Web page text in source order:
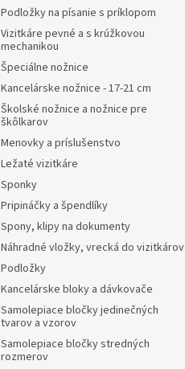
Podložky na písanie s príklopom
Vizitkáre pevné a s krúžkovou
mechanikou
Špeciálne nožnice
Kancelárske nožnice - 17-21 cm
Školské nožnice a nožnice pre
škôlkarov
Menovky a príslušenstvo
Ležaté vizitkáre
Sponky
Pripináčky a špendlíky
Spony, klipy na dokumenty
Náhradné vložky, vrecká do vizitkárov
Podložky
Kancelárske bloky a dávkovače
Samolepiace bločky jedinečných
tvarov a vzorov
Samolepiace bločky stredných
rozmerov